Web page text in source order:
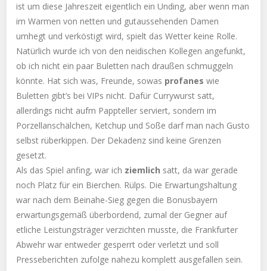
ist um diese Jahreszeit eigentlich ein Unding, aber wenn man
im Warmen von netten und gutaussehenden Damen
umhegt und verköstigt wird, spielt das Wetter keine Rolle.
Natürlich wurde ich von den neidischen Kollegen angefunkt,
ob ich nicht ein paar Buletten nach draußen schmuggeln
könnte. Hat sich was, Freunde, sowas profaneswie
Buletten gibt’s bei VIPs nicht. Dafür Currywurst satt,
allerdings nicht aufm Pappteller serviert, sondern im
Porzellanschälchen, Ketchup und Soße darf man nach Gusto
selbst rüberkippen. Der Dekadenz sind keine Grenzen
gesetzt.
Als das Spiel anfing, war ich ziemlich satt, da war gerade
noch Platz für ein Bierchen. Rülps. Die Erwartungshaltung
war nach dem Beinahe-Sieg gegen die Bonusbayern
erwartungsgemäß überbordend, zumal der Gegner auf
etliche Leistungsträger verzichten musste, die Frankfurter
Abwehr war entweder gesperrt oder verletzt und soll
Presseberichten zufolge nahezu komplett ausgefallen sein.